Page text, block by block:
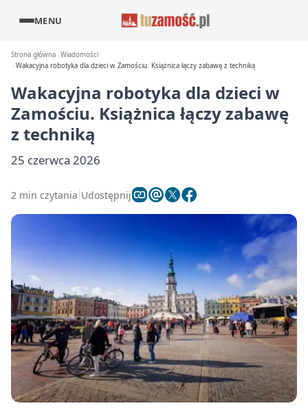
MENU
Strona główna Wiadomości
Wakacyjna robotyka dla dzieci w Zamościu. Książnica łączy zabawę z techniką
Wakacyjna robotyka dla dzieci w
Zamościu. Książnica łączy zabawę
z techniką
25 czerwca 2026
2 min czytania Udostępnij